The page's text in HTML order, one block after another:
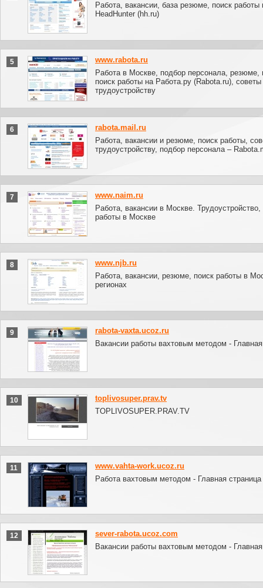
Работа, вакансии, база резюме, поиск работы
HeadHunter (hh.ru)
5
www.rabota.ru
Работа в Москве, подбор персонала, резюме,
поиск работы на Работа.ру (Rabota.ru), советы
трудоустройству
6
rabota.mail.ru
Работа, вакансии и резюме, поиск работы,
трудоустройству, подбор персонала –
7
www.naim.ru
Работа, вакансии в Москве. Трудоустройство,
работы в Москве
8
www.njb.ru
Работа, вакансии, резюме, поиск работы в
регионах
9
rabota-vaxta.ucoz.ru
Вакансии работы вахтовым методом -
10
toplivosuper.prav.tv
TOPLIVOSUPER.PRAV.TV
11
www.vahta-work.ucoz.ru
Работа вахтовым методом - Главная страница
12
sever-rabota.ucoz.com
Вакансии работы вахтовым методом -